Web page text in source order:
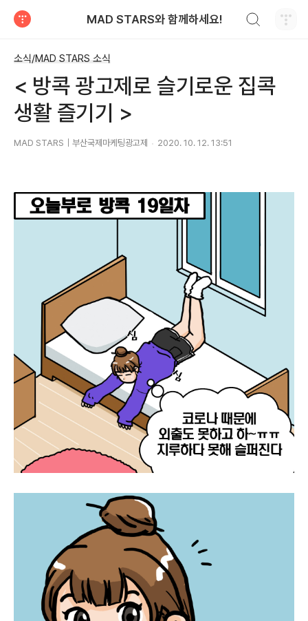
MAD STARS와 함께하세요!
소식/MAD STARS 소식
< 방콕 광고제로 슬기로운 집콕
생활 즐기기 >
MAD STARS｜부산국제마케팅광고제 2020. 10. 12. 13:51